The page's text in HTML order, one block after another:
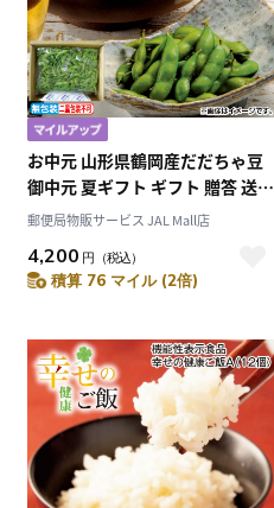
お中元 山形県鶴岡産だだちゃ豆
御中元 夏ギフト ギフト 贈答 送料
込み
郵便局物販サービス JAL Mall店
4,200 円 （税込）
積算 76 マイル (2倍)